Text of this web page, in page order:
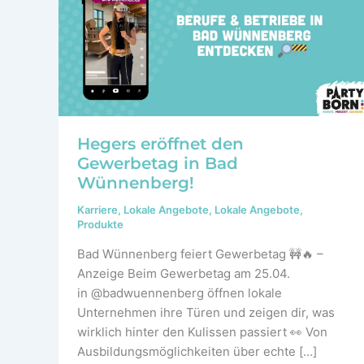
Hegers eröffnet den
Gewerbetag in Bad
Wünnenberg!
Karriere, Lokale Angebote, Lokale Angebote,
Produkte
Bad Wünnenberg feiert Gewerbetag 🚧🔥 –
Anzeige Beim Gewerbetag am 25.04.
in @badwuennenberg öffnen lokale
Unternehmen ihre Türen und zeigen dir, was
wirklich hinter den Kulissen passiert 👀 Von
Ausbildungsmöglichkeiten über echte […]